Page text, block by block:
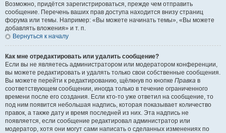
Возможно, придётся зарегистрироваться, прежде чем отправить
сообщение. Перечень ваших прав доступа находится внизу страниц
форума или темы. Например: «Вы можете начинать темы», «Вы можете
добавлять вложения» и т. п.
Вернуться к началу
Как мне отредактировать или удалить сообщение?
Если вы не являетесь администратором или модератором конференции,
вы можете редактировать и удалять только свои собственные сообщения.
Вы можете перейти к редактированию, щёлкнув по кнопке Правка в
соответствующем сообщении, иногда только в течение ограниченного
времени после его создания. Если кто-то уже ответил на сообщение, то
под ним появится небольшая надпись, которая показывает количество
правок, а также дату и время последней из них. Эта надпись не
появляется, если сообщение редактировал администратор или
модератор, хотя они могут сами написать о сделанных изменениях по